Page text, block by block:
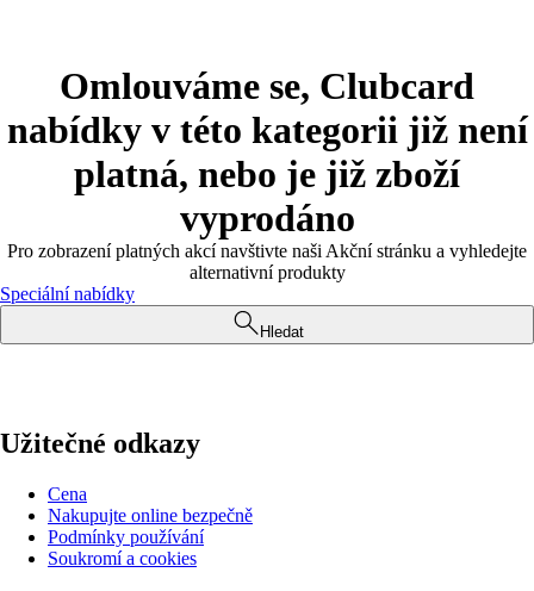
Omlouváme se, Clubcard
nabídky v této kategorii již není
platná, nebo je již zboží
vyprodáno
Pro zobrazení platných akcí navštivte naši Akční stránku a vyhledejte
alternativní produkty
Speciální nabídky
Hledat
Užitečné odkazy
Cena
Nakupujte online bezpečně
Podmínky používání
Soukromí a cookies